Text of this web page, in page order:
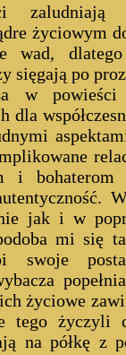
zaludniają
życiowym
wad,
sięgają po
w
dla
i bohaterom
jak i w
mi się
swoje
życiowe
tego życzyli
na półkę z